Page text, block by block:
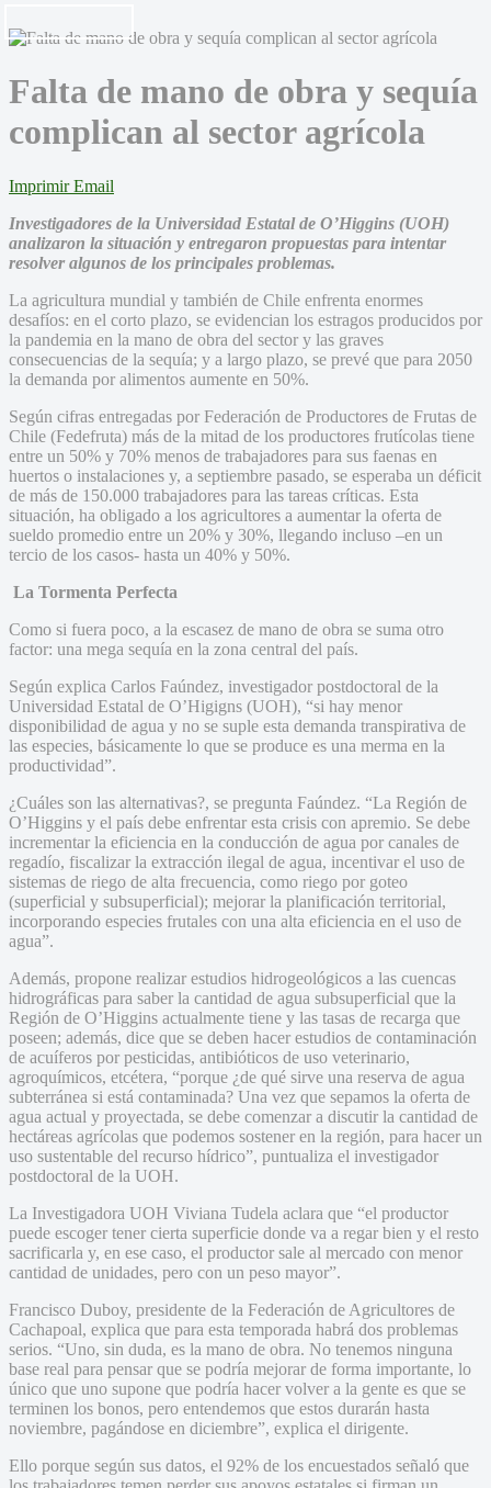
Falta de mano de obra y sequía
complican al sector agrícola
Imprimir Email
Investigadores de la Universidad Estatal de O’Higgins (UOH)
analizaron la situación y entregaron propuestas para intentar
resolver algunos de los principales problemas.
La agricultura mundial y también de Chile enfrenta enormes
desafíos: en el corto plazo, se evidencian los estragos producidos por
la pandemia en la mano de obra del sector y las graves
consecuencias de la sequía; y a largo plazo, se prevé que para 2050
la demanda por alimentos aumente en 50%.
Según cifras entregadas por Federación de Productores de Frutas de
Chile (Fedefruta) más de la mitad de los productores frutícolas tiene
entre un 50% y 70% menos de trabajadores para sus faenas en
huertos o instalaciones y, a septiembre pasado, se esperaba un déficit
de más de 150.000 trabajadores para las tareas críticas. Esta
situación, ha obligado a los agricultores a aumentar la oferta de
sueldo promedio entre un 20% y 30%, llegando incluso –en un
tercio de los casos- hasta un 40% y 50%.
La Tormenta Perfecta
Como si fuera poco, a la escasez de mano de obra se suma otro
factor: una mega sequía en la zona central del país.
Según explica Carlos Faúndez, investigador postdoctoral de la
Universidad Estatal de O’Higigns (UOH), “si hay menor
disponibilidad de agua y no se suple esta demanda transpirativa de
las especies, básicamente lo que se produce es una merma en la
productividad”.
¿Cuáles son las alternativas?, se pregunta Faúndez. “La Región de
O’Higgins y el país debe enfrentar esta crisis con apremio. Se debe
incrementar la eficiencia en la conducción de agua por canales de
regadío, fiscalizar la extracción ilegal de agua, incentivar el uso de
sistemas de riego de alta frecuencia, como riego por goteo
(superficial y subsuperficial); mejorar la planificación territorial,
incorporando especies frutales con una alta eficiencia en el uso de
agua”.
Además, propone realizar estudios hidrogeológicos a las cuencas
hidrográficas para saber la cantidad de agua subsuperficial que la
Región de O’Higgins actualmente tiene y las tasas de recarga que
poseen; además, dice que se deben hacer estudios de contaminación
de acuíferos por pesticidas, antibióticos de uso veterinario,
agroquímicos, etcétera, “porque ¿de qué sirve una reserva de agua
subterránea si está contaminada? Una vez que sepamos la oferta de
agua actual y proyectada, se debe comenzar a discutir la cantidad de
hectáreas agrícolas que podemos sostener en la región, para hacer un
uso sustentable del recurso hídrico”, puntualiza el investigador
postdoctoral de la UOH.
La Investigadora UOH Viviana Tudela aclara que “el productor
puede escoger tener cierta superficie donde va a regar bien y el resto
sacrificarla y, en ese caso, el productor sale al mercado con menor
cantidad de unidades, pero con un peso mayor”.
Francisco Duboy, presidente de la Federación de Agricultores de
Cachapoal, explica que para esta temporada habrá dos problemas
serios. “Uno, sin duda, es la mano de obra. No tenemos ninguna
base real para pensar que se podría mejorar de forma importante, lo
único que uno supone que podría hacer volver a la gente es que se
terminen los bonos, pero entendemos que estos durarán hasta
noviembre, pagándose en diciembre”, explica el dirigente.
Ello porque según sus datos, el 92% de los encuestados señaló que